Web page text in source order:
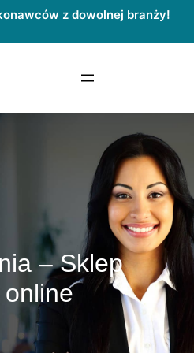
z dowolnej branży!
– Sklep